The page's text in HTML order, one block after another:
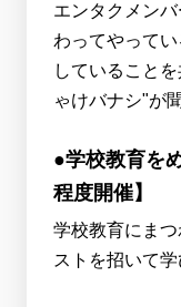
エンタクメン
わってやって
していること
ゃけバナシ"が
●学校教育を
程度開催】
学校教育にま
ストを招いて学